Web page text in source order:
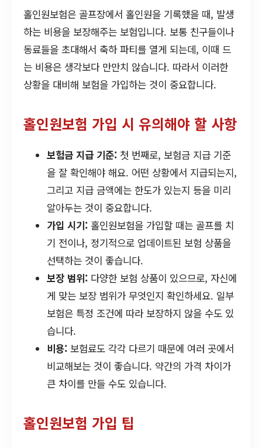
홀인원보험은 골프장에서 홀인원을 기록했을 때, 발생
하는 비용을 보장해주는 보험입니다. 보통 친구들이나
동료들을 초대해서 축하 파티를 열게 되는데, 이때 드
는 비용은 생각보다 만만치 않습니다. 따라서 이러한
상황을 대비해 보험을 가입하는 것이 중요합니다.
홀인원보험 가입 시 유의해야 할 사항
보험금 지급 기준: 첫 번째로, 보험금 지급 기준
을 잘 확인해야 해요. 어떤 상황에서 지급되는지,
그리고 지급 금액에는 한도가 있는지 등을 미리
알아두는 것이 중요합니다.
가입 시기: 홀인원보험을 가입할 때는 골프를 치
기 전이나, 정기적으로 업데이트된 보험 상품을
선택하는 것이 좋습니다.
보장 범위: 다양한 보험 상품이 있으므로, 자신에
게 맞는 보장 범위가 무엇인지 확인하세요. 일부
보험은 특정 조건에 따라 보장하지 않을 수도 있
습니다.
비용: 보험료도 각각 다르기 때문에 여러 곳에서
비교해보는 것이 좋습니다. 약간의 가격 차이가
큰 차이를 만들 수도 있습니다.
홀인원보험 가입 팁